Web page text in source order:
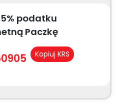
podatku
Paczkę
Kopiuj KRS